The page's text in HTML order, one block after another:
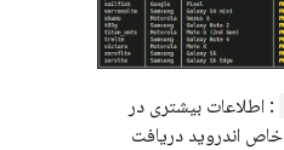
: اطلاعات بیشتری در
خاص اندروید دریافت